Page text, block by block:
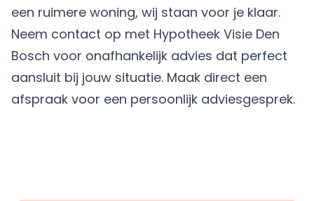
een ruimere woning, wij staan voor je klaar.
Neem contact op met Hypotheek Visie Den
Bosch voor onafhankelijk advies dat perfect
aansluit bij jouw situatie. Maak direct een
afspraak voor een persoonlijk adviesgesprek.